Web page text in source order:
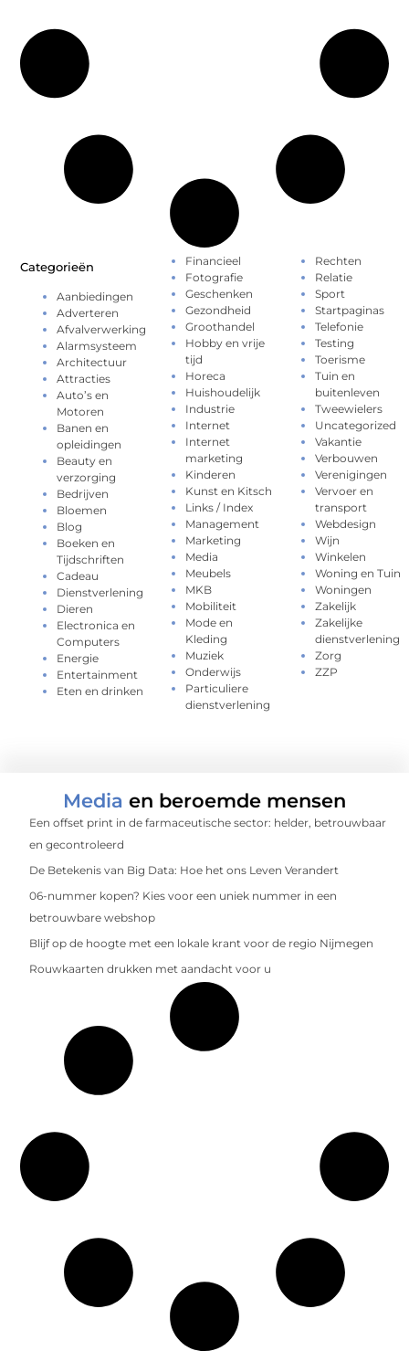
Categorieën
Aanbiedingen
Adverteren
Afvalverwerking
Alarmsysteem
Architectuur
Attracties
Auto’s en
Motoren
Banen en
opleidingen
Beauty en
verzorging
Bedrijven
Bloemen
Blog
Boeken en
Tijdschriften
Cadeau
Dienstverlening
Dieren
Electronica en
Computers
Energie
Entertainment
Eten en drinken
Financieel
Fotografie
Geschenken
Gezondheid
Groothandel
Hobby en vrije
tijd
Horeca
Huishoudelijk
Industrie
Internet
Internet
marketing
Kinderen
Kunst en Kitsch
Links / Index
Management
Marketing
Media
Meubels
MKB
Mobiliteit
Mode en
Kleding
Muziek
Onderwijs
Particuliere
dienstverlening
Rechten
Relatie
Sport
Startpaginas
Telefonie
Testing
Toerisme
Tuin en
buitenleven
Tweewielers
Uncategorized
Vakantie
Verbouwen
Verenigingen
Vervoer en
transport
Webdesign
Wijn
Winkelen
Woning en Tuin
Woningen
Zakelijk
Zakelijke
dienstverlening
Zorg
ZZP
Media en beroemde mensen
Een offset print in de farmaceutische sector: helder, betrouwbaar
en gecontroleerd
De Betekenis van Big Data: Hoe het ons Leven Verandert
06-nummer kopen? Kies voor een uniek nummer in een
betrouwbare webshop
Blijf op de hoogte met een lokale krant voor de regio Nijmegen
Rouwkaarten drukken met aandacht voor u